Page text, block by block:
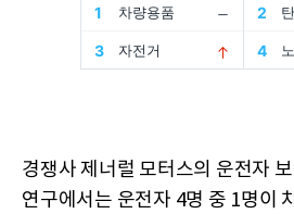
경쟁사 제너럴 모터스의 운전자
연구에서는 운전자 4명 중 1명이